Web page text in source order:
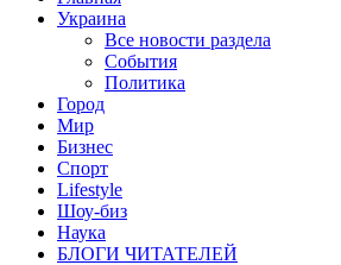
Украина
Все новости раздела
События
Политика
Город
Мир
Бизнес
Спорт
Lifestyle
Шоу-биз
Наука
БЛОГИ ЧИТАТЕЛЕЙ